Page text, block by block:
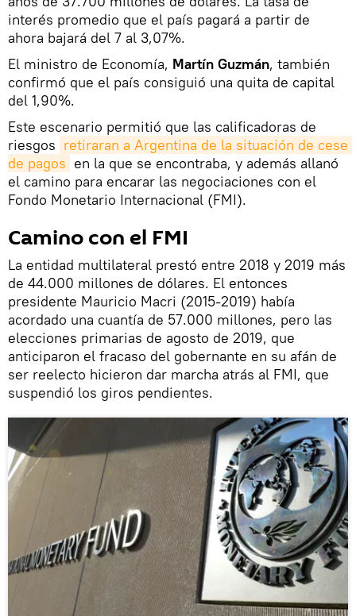
interés promedio que el país pagará a partir de
ahora bajará del 7 al 3,07%.
El ministro de Economía, Martín Guzmán, también
confirmó que el país consiguió una quita de capital
del 1,90%.
Este escenario permitió que las calificadoras de
riesgos retiraran a Argentina de la situación de cese
de pagos en la que se encontraba, y además allanó
el camino para encarar las negociaciones con el
Fondo Monetario Internacional (FMI).
Camino con el FMI
La entidad multilateral prestó entre 2018 y 2019 más
de 44.000 millones de dólares. El entonces
presidente Mauricio Macri (2015-2019) había
acordado una cuantía de 57.000 millones, pero las
elecciones primarias de agosto de 2019, que
anticiparon el fracaso del gobernante en su afán de
ser reelecto hicieron dar marcha atrás al FMI, que
suspendió los giros pendientes.